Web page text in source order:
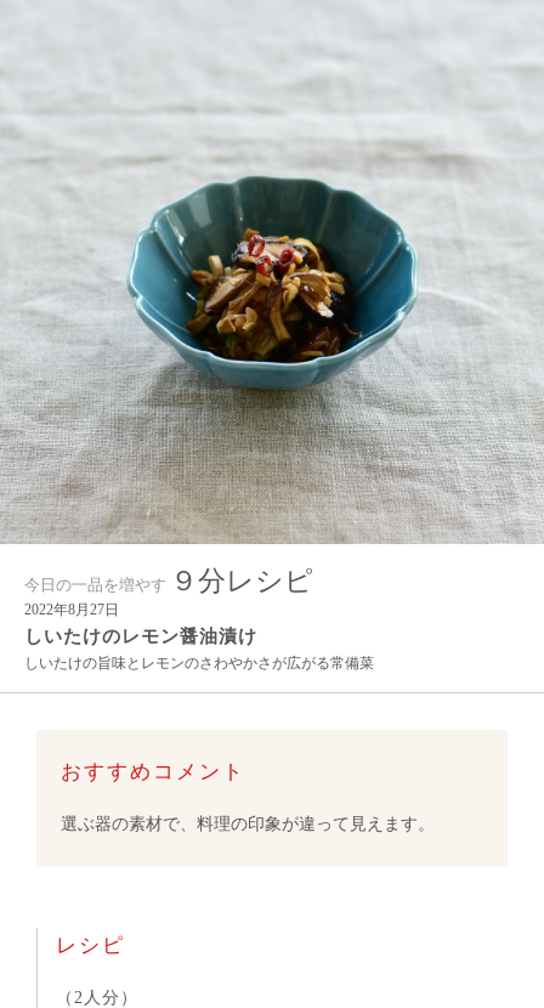
今日の一品を増やす ９分レシピ
2022年8月27日
しいたけのレモン醤油漬け
しいたけの旨味とレモンのさわやかさが広がる常備菜
おすすめコメント
選ぶ器の素材で、料理の印象が違って見えます。
レシピ
（2人分）